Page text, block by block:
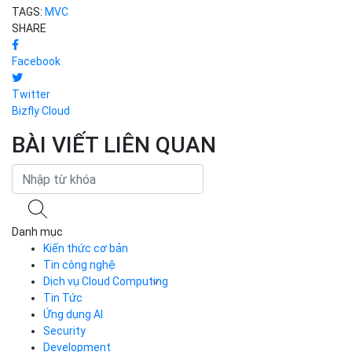
TAGS: MVC
SHARE
Facebook
Twitter
Bizfly Cloud
BÀI VIẾT LIÊN QUAN
Danh mục
Kiến thức cơ bản
Tin công nghệ
Dịch vụ Cloud Computing
Cloud Server
CDN
Load Balancer
Auto Scaling
Tin Tức
Ứng dụng AI
Security
Development